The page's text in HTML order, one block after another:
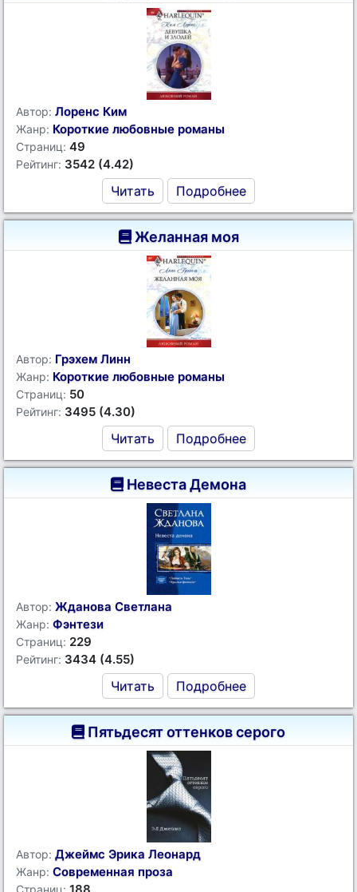
Автор: Лоренс Ким
Жанр: Короткие любовные романы
Страниц: 49
Рейтинг: 3542 (4.42)
Читать Подробнее
Желанная моя
Автор: Грэхем Линн
Жанр: Короткие любовные романы
Страниц: 50
Рейтинг: 3495 (4.30)
Читать Подробнее
Невеста Демона
Автор: Жданова Светлана
Жанр: Фэнтези
Страниц: 229
Рейтинг: 3434 (4.55)
Читать Подробнее
Пятьдесят оттенков серого
Автор: Джеймс Эрика Леонард
Жанр: Современная проза
Страниц: